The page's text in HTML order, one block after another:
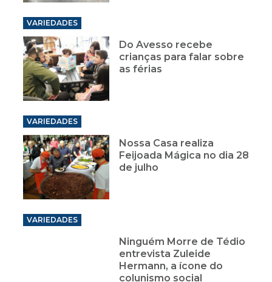
VARIEDADES
Do Avesso recebe
crianças para falar sobre
as férias
VARIEDADES
Nossa Casa realiza
Feijoada Mágica no dia 28
de julho
VARIEDADES
Ninguém Morre de Tédio
entrevista Zuleide
Hermann, a ícone do
colunismo social